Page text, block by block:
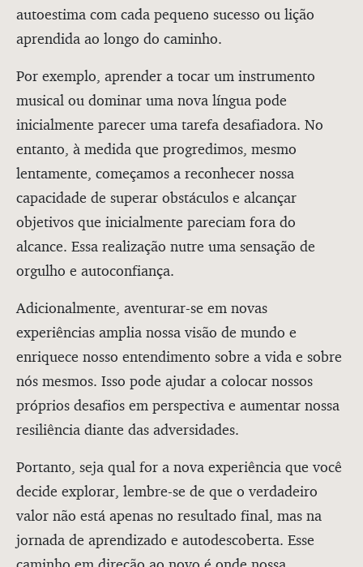
autoestima com cada pequeno sucesso ou lição
aprendida ao longo do caminho.
Por exemplo, aprender a tocar um instrumento
musical ou dominar uma nova língua pode
inicialmente parecer uma tarefa desafiadora. No
entanto, à medida que progredimos, mesmo
lentamente, começamos a reconhecer nossa
capacidade de superar obstáculos e alcançar
objetivos que inicialmente pareciam fora do
alcance. Essa realização nutre uma sensação de
orgulho e autoconfiança.
Adicionalmente, aventurar-se em novas
experiências amplia nossa visão de mundo e
enriquece nosso entendimento sobre a vida e sobre
nós mesmos. Isso pode ajudar a colocar nossos
próprios desafios em perspectiva e aumentar nossa
resiliência diante das adversidades.
Portanto, seja qual for a nova experiência que você
decide explorar, lembre-se de que o verdadeiro
valor não está apenas no resultado final, mas na
jornada de aprendizado e autodescoberta. Esse